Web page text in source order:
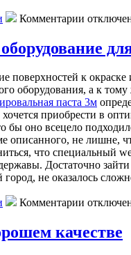
Комментарии
поверхностей к
оборудования, а к
паста 3м
хочется приобрести в
бы оно всецело
не лишне,
что специальный
Достаточно
не оказалось
Комментарии
качестве